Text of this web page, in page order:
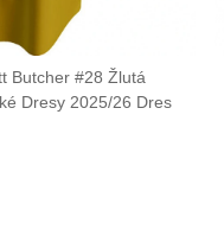
Butcher #28 Žlutá
Dresy 2025/26 Dres